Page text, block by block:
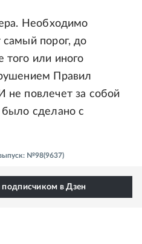
Необходимо
самый порог, до
того или иного
Правил
не повлечет за собой
сделано с
№98(9637)
в Дзен